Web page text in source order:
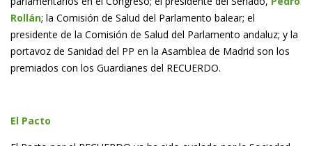
Rollán; la Comisión de Salud del Parlamento balear; el
presidente de la Comisión de Salud del Parlamento andaluz; y la
portavoz de Sanidad del PP en la Asamblea de Madrid son los
premiados con los Guardianes del RECUERDO.
El Pacto